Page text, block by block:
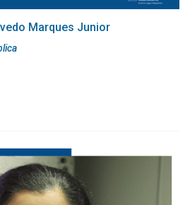
Marques Junior